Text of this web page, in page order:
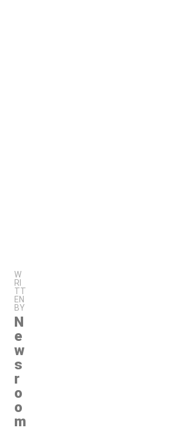
W
RI
TT
EN
BY
N
e
w
s
r
o
o
m